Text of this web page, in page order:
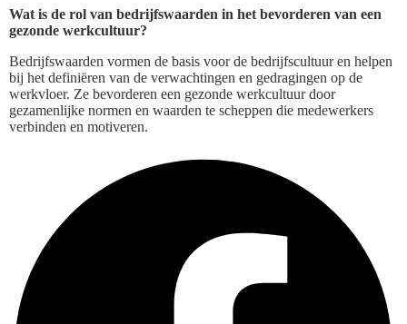
Wat is de rol van bedrijfswaarden in het bevorderen van een
gezonde werkcultuur?
Bedrijfswaarden vormen de basis voor de bedrijfscultuur en helpen
bij het definiëren van de verwachtingen en gedragingen op de
werkvloer. Ze bevorderen een gezonde werkcultuur door
gezamenlijke normen en waarden te scheppen die medewerkers
verbinden en motiveren.